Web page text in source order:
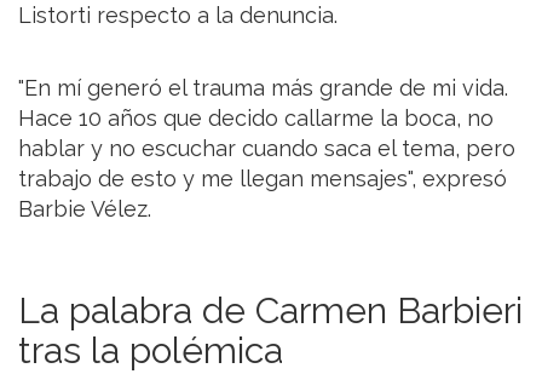
Listorti respecto a la denuncia.
"En mí generó el trauma más grande de mi vida.
Hace 10 años que decido callarme la boca, no
hablar y no escuchar cuando saca el tema, pero
trabajo de esto y me llegan mensajes", expresó
Barbie Vélez.
La palabra de Carmen Barbieri
tras la polémica